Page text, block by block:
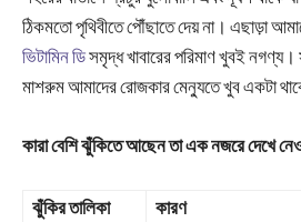
ঠিকমতো পৃথিবীতে পৌঁছাতে দেয় না। এছাড়া
ভিটামিন ডিসমৃদ্ধ খাবারের পরিমাণ খুবই
মাশরুম আমাদের রোজকার মেন্যুতে খুব একটা
কারা বেশি ঝুঁকিতে আছেন তা এক নজরে দেখে
ঝুঁকির তালিকা
কারণ